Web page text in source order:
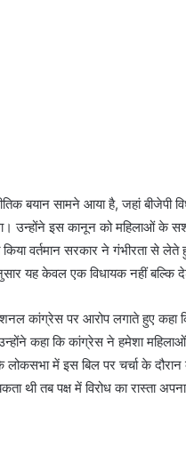
बयान सामने आया है, जहां बीजेपी
उन्होंने इस कानून को महिलाओं के
किया वर्तमान सरकार ने गंभीरता से
यह केवल एक विधायक नहीं बल्कि
नेशनल कांग्रेस पर आरोप लगाते हुए
कहा कि कांग्रेस ने हमेशा
में इस बिल पर चर्चा के
थी तब पक्ष में विरोध का रास्ता